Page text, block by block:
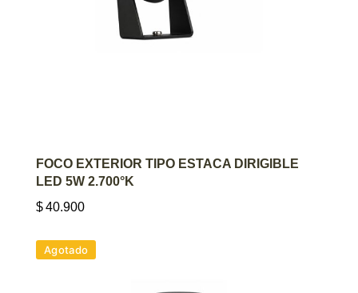
AGREGAR AL CARRITO
FOCO EXTERIOR TIPO ESTACA DIRIGIBLE
LED 5W 2.700°K
$40.900
Agotado